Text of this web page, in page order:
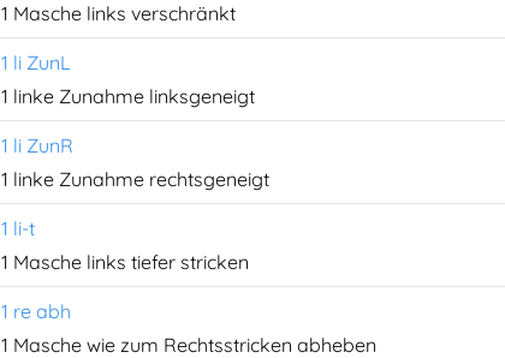
1 Masche links verschränkt
1 li ZunL
1 linke Zunahme linksgeneigt
1 li ZunR
1 linke Zunahme rechtsgeneigt
1 li-t
1 Masche links tiefer stricken
1 re abh
1 Masche wie zum Rechtsstricken abheben